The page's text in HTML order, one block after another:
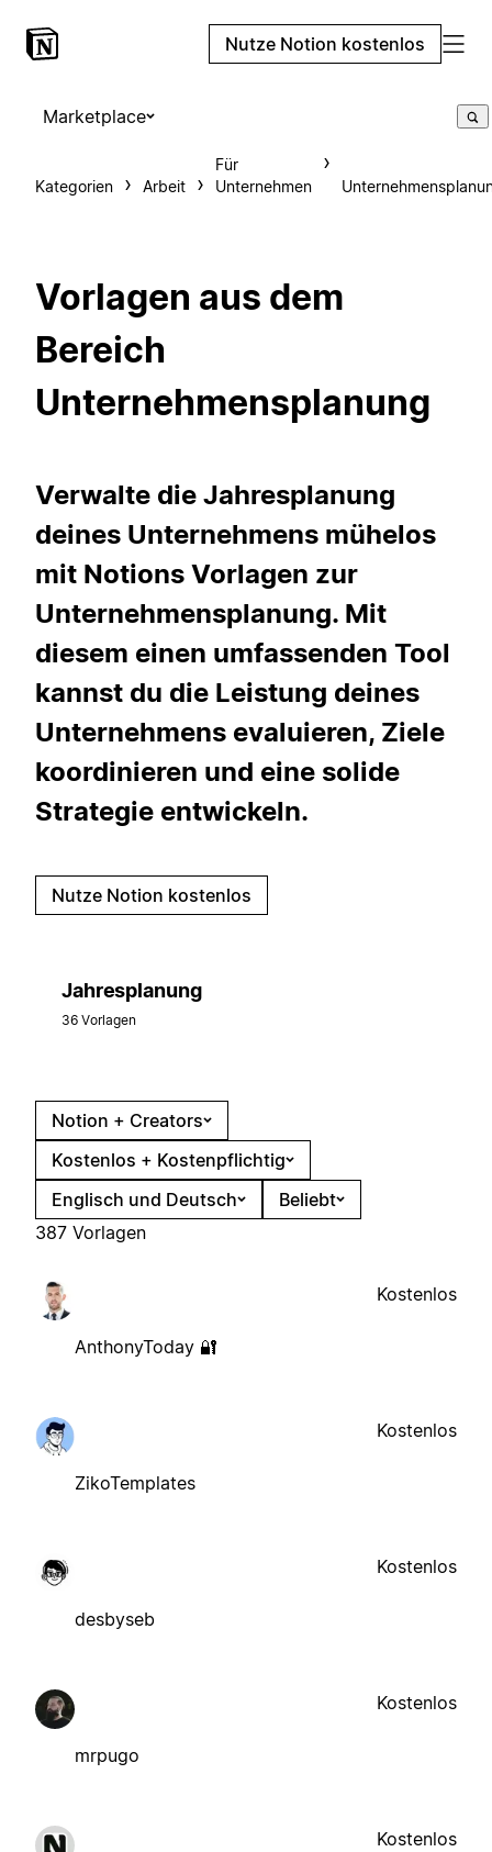
Nutze Notion kostenlos
Marketplace
Kategorien Arbeit
Für
Unternehmen
Vorlagen aus dem
Bereich
Unternehmensplanung
Verwalte die Jahresplanung
deines Unternehmens mühelos
mit Notions Vorlagen zur
Unternehmensplanung. Mit
diesem einen umfassenden Tool
kannst du die Leistung deines
Unternehmens evaluieren, Ziele
koordinieren und eine solide
Strategie entwickeln.
Nutze Notion kostenlos
Jahresplanung
36 Vorlagen
Notion + Creators
Kostenlos + Kostenpflichtig
Englisch und Deutsch
Beliebt
387 Vorlagen
AnthonyToday 🔐
Kostenlos
ZikoTemplates
Kostenlos
desbyseb
Kostenlos
mrpugo
Kostenlos
Kostenlos